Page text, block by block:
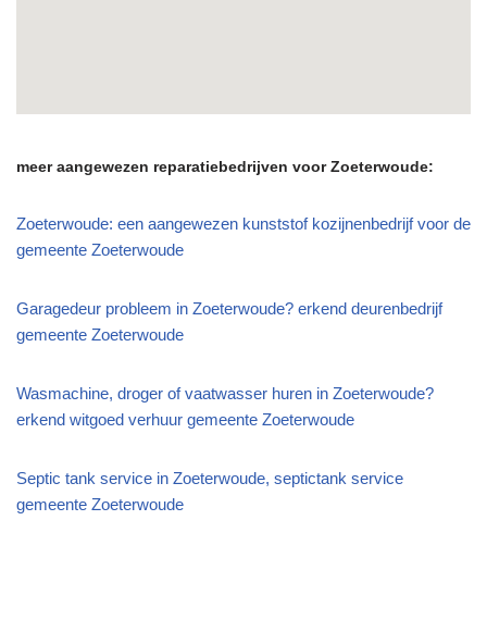
meer aangewezen reparatiebedrijven voor Zoeterwoude:
Zoeterwoude: een aangewezen kunststof kozijnenbedrijf voor de
gemeente Zoeterwoude
Garagedeur probleem in Zoeterwoude? erkend deurenbedrijf
gemeente Zoeterwoude
Wasmachine, droger of vaatwasser huren in Zoeterwoude?
erkend witgoed verhuur gemeente Zoeterwoude
Septic tank service in Zoeterwoude, septictank service
gemeente Zoeterwoude